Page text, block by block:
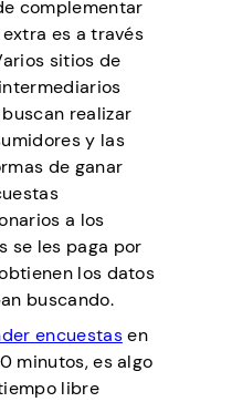
complementar
es a través
sitios de
realizar
y las
de ganar
a los
se les paga por
los datos
buscando.
encuestasen
minutos, es algo
libre